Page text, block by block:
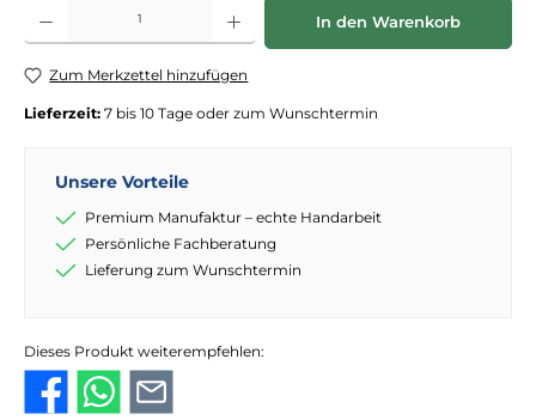
Produkt Anzahl: Gib den gewünschten Wert ein oder benutze die
In den Warenkorb
Zum Merkzettel hinzufügen
Lieferzeit: 7 bis 10 Tage oder zum Wunschtermin
Unsere Vorteile
Premium Manufaktur – echte Handarbeit
Persönliche Fachberatung
Lieferung zum Wunschtermin
Dieses Produkt weiterempfehlen: